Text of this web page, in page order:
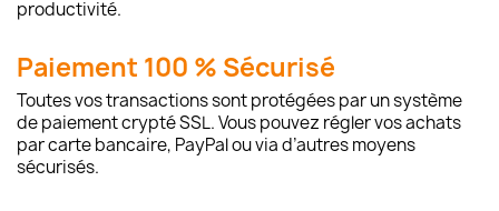
productivité.
Paiement 100 % Sécurisé
Toutes vos transactions sont protégées par un système
de paiement crypté SSL. Vous pouvez régler vos achats
par carte bancaire, PayPal ou via d’autres moyens
sécurisés.